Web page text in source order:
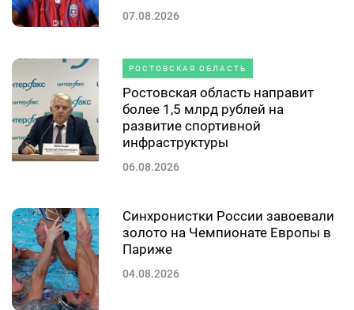
07.08.2026
РОСТОВСКАЯ ОБЛАСТЬ
Ростовская область направит
более 1,5 млрд рублей на
развитие спортивной
инфраструктуры
06.08.2026
Синхронистки России завоевали
золото на Чемпионате Европы в
Париже
04.08.2026